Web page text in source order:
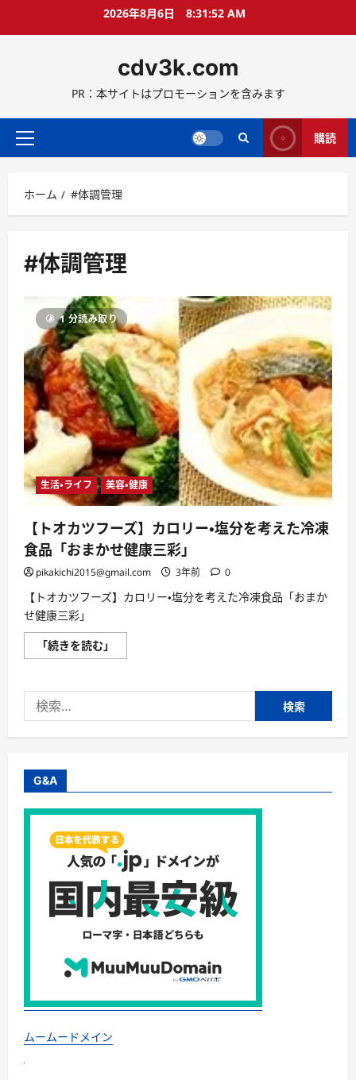
ス
ッ
2026年8月6日 8:31:53 AM
cdv3k.com
PR：本サイトはプロモーションを含みます
メ
メ
ニ
ー
購読
ホーム #体調管理
#体調管理
1 分読み取り
生活・ライフ 美容・健康
【トオカツフーズ】カロリー・塩分を考えた冷凍
食品「おまかせ健康三彩」
pikakichi2015@gmail.com 3年前 0
【トオカツフーズ】カロリー・塩分を考えた冷凍食品「おまか
せ健康三彩」
「続きを読む」
オ
フ
カ
を
え
冷
凍
食
品
「お
ま
か
せ
健
康
三
に
つ
て
さ
索:
G&A
ムームードメイン